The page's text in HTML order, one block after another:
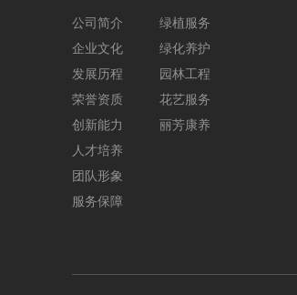
公司简介
企业文化
发展历程
荣誉资质
创新能力
人才培养
团队形象
服务保障
绿植服务
绿化养护
园林工程
花艺服务
丽芳康养